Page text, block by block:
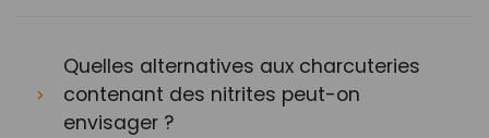
Quelles alternatives aux charcuteries
contenant des nitrites peut-on
envisager ?